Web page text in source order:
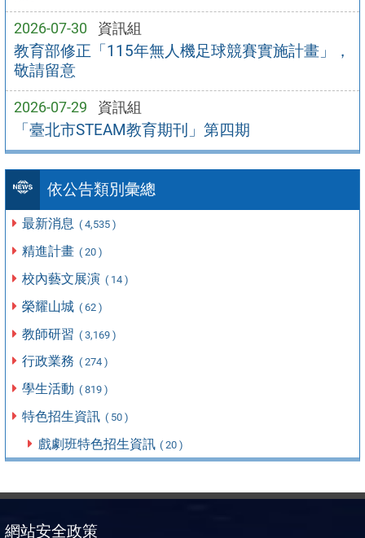
2026-07-30 資訊組
教育部修正「115年無人機足球競賽實施計畫」，
敬請留意
2026-07-29 資訊組
「臺北市STEAM教育期刊」第四期
依公告類別彙總
最新消息 ( 4,535 )
精進計畫 ( 20 )
校內藝文展演 ( 14 )
榮耀山城 ( 62 )
教師研習 ( 3,169 )
行政業務 ( 274 )
學生活動 ( 819 )
特色招生資訊 ( 50 )
戲劇班特色招生資訊 ( 20 )
網站安全政策